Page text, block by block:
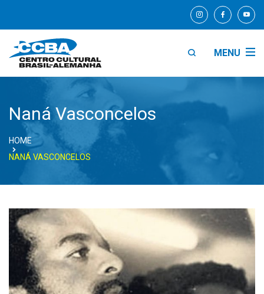
MENU
Naná Vasconcelos
HOME
NANÁ VASCONCELOS